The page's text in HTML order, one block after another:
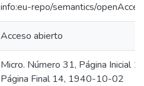
info:eu-repo/semantics/
Acceso abierto
Micro. Número 31, Página Inicial
Página Final 14, 1940-10-02